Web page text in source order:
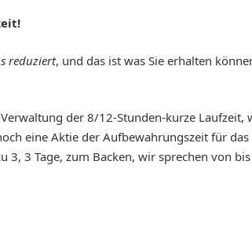
reduziert, und das ist was Sie erhalten
der 8/12-Stunden-kurze Laufzeit,
eine Aktie der Aufbewahrungszeit für das
3, 3 Tage, zum Backen, wir sprechen von